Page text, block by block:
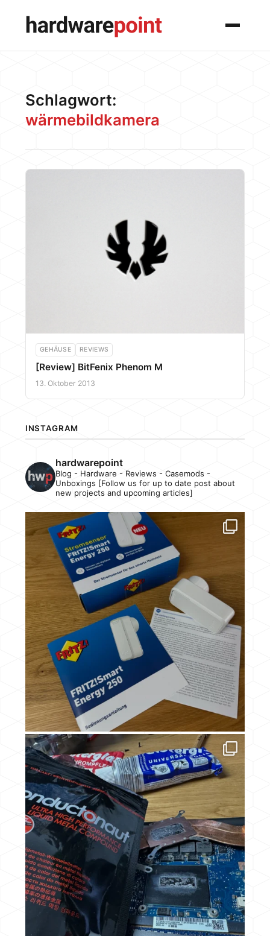
Menü
Schlagwort:
wärmebildkamera
GEHÄUSE REVIEWS
[Review] BitFenix Phenom M
13. Oktober 2013
INSTAGRAM
hardwarepoint
Blog - Hardware - Reviews - Casemods -
Unboxings [Follow us for up to date post about
new projects and upcoming articles]